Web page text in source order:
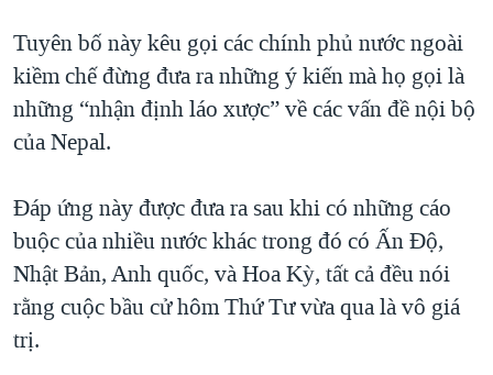
KHOA HỌC
SỨC KHOẺ
VĂN HOÁ
GIÁO DỤC
GIẢI MÃ VÀNH ĐAI & CON ĐƯỜNG
NGÀY TỊ NẠN THẾ GIỚI
TRỊNH VĨNH BÌNH - NGƯỜI HẠ 'BÊN THẮNG CUỘC'
CHI PHÍ CHIẾN TRANH AFGHANISTAN
CÁC GIÁ TRỊ CỘNG HÒA Ở VIỆT NAM
THƯỢNG ĐỈNH TRUMP-KIM TẠI VIỆT NAM
TRỊNH VĨNH BÌNH VS. CHÍNH PHỦ VIỆT NAM
MẠNG XÃ HỘI
Ngôn ngữ khác
Tuyên bố này kêu gọi các chính phủ nước ngoài
kiềm chế đừng đưa ra những ý kiến mà họ gọi là
những “nhận định láo xược” về các vấn đề nội bộ
của Nepal.
Đáp ứng này được đưa ra sau khi có những cáo
buộc của nhiều nước khác trong đó có Ấn Độ,
Nhật Bản, Anh quốc, và Hoa Kỳ, tất cả đều nói
rằng cuộc bầu cử hôm Thứ Tư vừa qua là vô giá
trị.